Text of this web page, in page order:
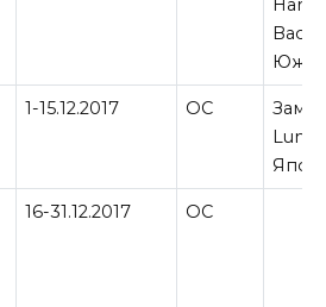
1-15.12.2017 ОС
16-31.12.2017 ОС